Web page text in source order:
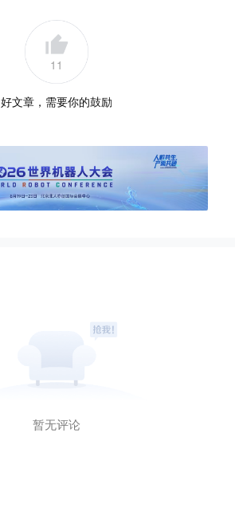
11
好文章，需要你的鼓励
暂无评论